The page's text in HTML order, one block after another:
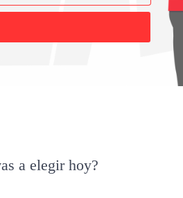
a elegir hoy?